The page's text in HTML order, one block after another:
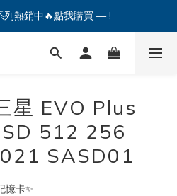
列熱銷中🔥點我購買 — !
新好友領優惠券！🎫
列熱銷中🔥點我購買 — !
星 EVO Plus
512 256
SASD01
憶卡✨